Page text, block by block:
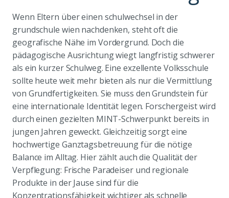
Wenn Eltern über einen schulwechsel in der
grundschule wien nachdenken, steht oft die
geografische Nähe im Vordergrund. Doch die
pädagogische Ausrichtung wiegt langfristig schwerer
als ein kurzer Schulweg. Eine exzellente Volksschule
sollte heute weit mehr bieten als nur die Vermittlung
von Grundfertigkeiten. Sie muss den Grundstein für
eine internationale Identität legen. Forschergeist wird
durch einen gezielten MINT-Schwerpunkt bereits in
jungen Jahren geweckt. Gleichzeitig sorgt eine
hochwertige Ganztagsbetreuung für die nötige
Balance im Alltag. Hier zählt auch die Qualität der
Verpflegung: Frische Paradeiser und regionale
Produkte in der Jause sind für die
Konzentrationsfähigkeit wichtiger als schnelle